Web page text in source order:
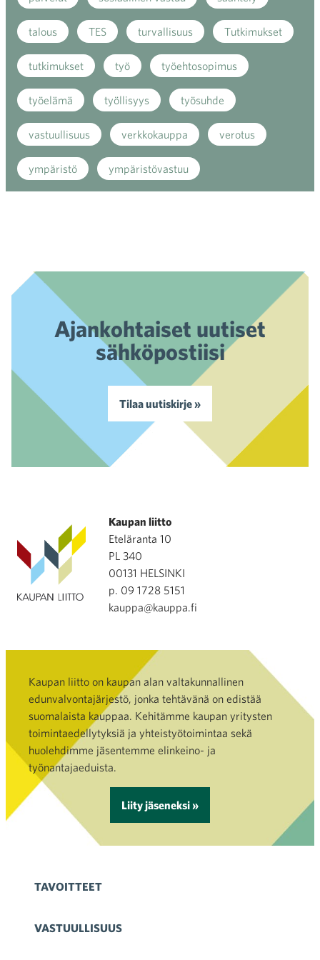
talous TES turvallisuus Tutkimukset
tutkimukset työ työehtosopimus
työelämä työllisyys työsuhde
vastuullisuus verkkokauppa verotus
ympäristö ympäristövastuu
Ajankohtaiset uutiset
sähköpostiisi
Tilaa uutiskirje »
Kaupan liitto
Eteläranta 10
PL 340
00131 HELSINKI
p. 09 1728 5151
kauppa@kauppa.fi
Kaupan liitto on kaupan alan valtakunnallinen
edunvalvontajärjestö, jonka tehtävänä on edistää
suomalaista kauppaa. Kehitämme kaupan yritysten
toimintaedellytyksiä ja yhteistyötoimintaa sekä
huolehdimme jäsentemme elinkeino- ja
työnantajaeduista.
Liity jäseneksi »
TAVOITTEET
VASTUULLISUUS